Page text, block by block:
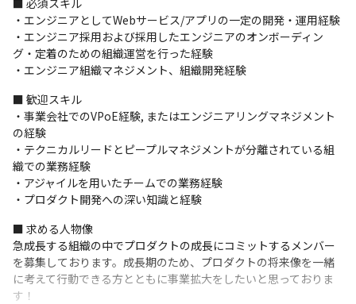
・Figma
・Helpfeel Cosense
・Gyazo
・Slack
・GitHub
・React
・JavaScript/TypeScript
■ 必須スキル
・エンジニアとしてWebサービス/アプリの一定の開発・運用経験
・エンジニア採用および採用したエンジニアのオンボーディン
グ・定着のための組織運営を行った経験
・エンジニア組織マネジメント、組織開発経験
■ 歓迎スキル
・事業会社でのVPoE経験, またはエンジニアリングマネジメント
の経験
・テクニカルリードとピープルマネジメントが分離されている組
織での業務経験
・アジャイルを用いたチームでの業務経験
・プロダクト開発への深い知識と経験
■ 求める人物像
急成長する組織の中でプロダクトの成長にコミットするメンバー
を募集しております。成長期のため、プロダクトの将来像を一緒
に考えて行動できる方とともに事業拡大をしたいと思っておりま
す！